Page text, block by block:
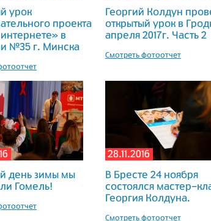
урок
проекта
в
№35 г. Минска
Георгий Колдун
открытый урок в
апреля 2017г. Часть 2
Смотреть фотоотчет
день зимы мы
Гомель!
28.11.2016
В Бресте 24 ноября
состоялся мастер-
Георгия Колдуна.
Смотреть фотоотчет